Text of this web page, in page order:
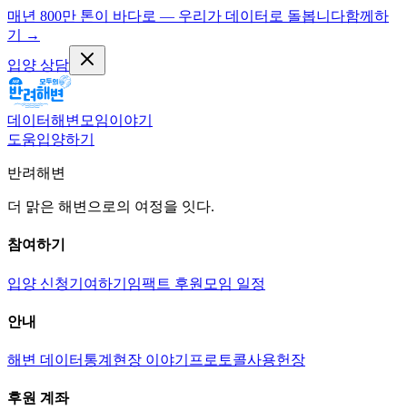
매년 800만 톤이 바다로 — 우리가 데이터로 돌봅니다함께하
기
→
입양 상담
데이터해변 모임이야기
도움입양하기
반려해변
더 맑은 해변으로의 여정을 잇다.
참여하기
입양 신청기여하기 임팩트 후원 모임 일정
안내
해변 데이터 통계 현장 이야기 프로토콜사용헌장
후원 계좌